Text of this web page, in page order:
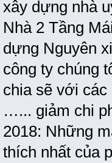
xây dựng nhà
Nhà 2 Tầng
dựng Nguyên
công ty chúng
chia sẽ với các
…... giảm chi
2018: Những
thích nhất của